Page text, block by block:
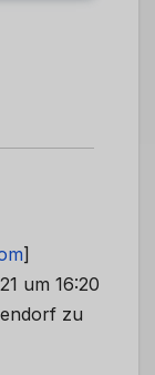
]
um 16:20
zu